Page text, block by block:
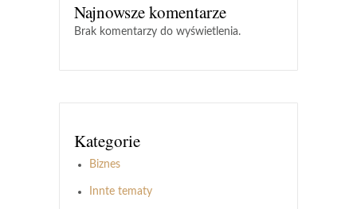
Najnowsze komentarze
Brak komentarzy do wyświetlenia.
Kategorie
Biznes
Innte tematy